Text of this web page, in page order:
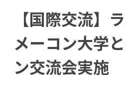
【国際交流】
メーコン大学
ン交流会実施